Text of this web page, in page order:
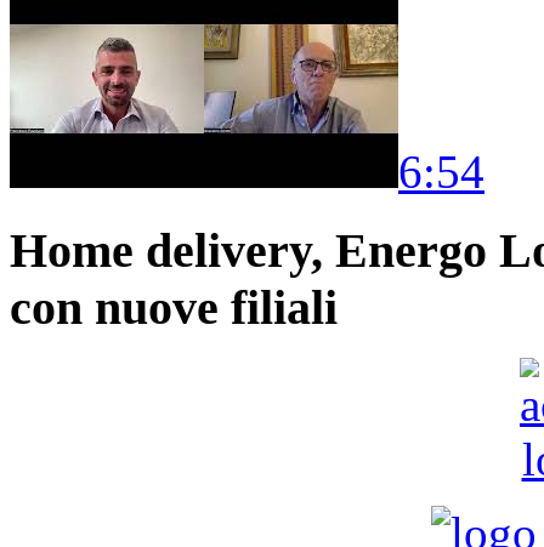
6:54
Home delivery, Energo
con nuove filiali